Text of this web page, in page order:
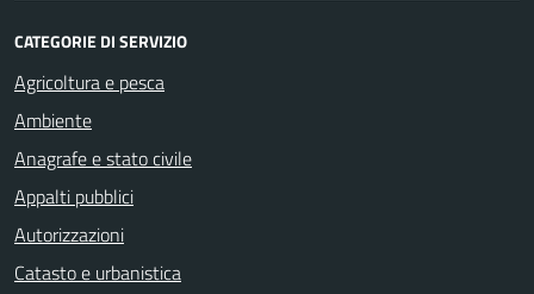
CATEGORIE DI SERVIZIO
Agricoltura e pesca
Ambiente
Anagrafe e stato civile
Appalti pubblici
Autorizzazioni
Catasto e urbanistica